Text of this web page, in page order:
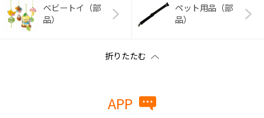
ベビートイ（部
品）
ペット用品（部
品）
APP